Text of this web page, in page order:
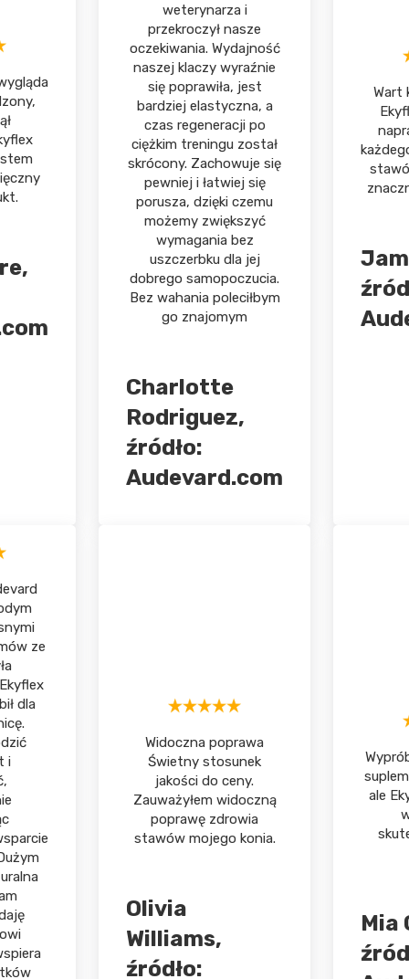
weterynarza i
przekroczył nasze
oczekiwania. Wydajność
naszej klaczy wyraźnie
się poprawiła, jest
bardziej elastyczna, a
czas regeneracji po
ciężkim treningu został
skrócony. Zachowuje się
pewniej i łatwiej się
porusza, dzięki czemu
możemy zwiększyć
wymagania bez
uszczerbku dla jej
dobrego samopoczucia.
Bez wahania poleciłbym
go znajomym
Charlotte
Rodriguez,
źródło:
Audevard.com
Wart
ze
dla
i
Widoczna poprawa
Świetny stosunek
jakości do ceny.
Zauważyłem widoczną
poprawę zdrowia
stawów mojego konia.
Olivia
Williams,
źródło:
ale
Mia